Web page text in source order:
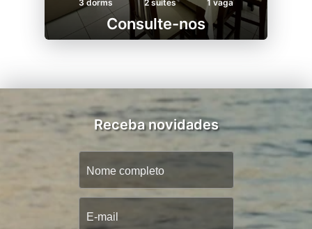
3 dorms 2 suítes 1 vaga
Consulte-nos
Receba novidades